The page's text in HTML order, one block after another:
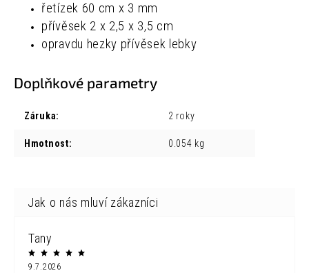
řetízek 60 cm x 3 mm
přívěsek 2 x 2,5 x 3,5 cm
opravdu hezky přívěsek lebky
Doplňkové parametry
Záruka: 2 roky
Hmotnost: 0.054 kg
Tany
9.7.2026